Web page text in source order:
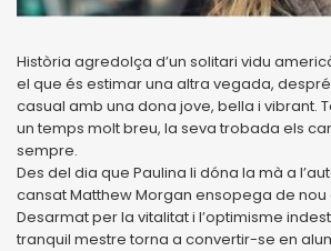
Història agredolça d’un solitari vidu
el que és estimar una altra vegada,
casual amb una dona jove, bella i vibrant.
un temps molt breu, la seva trobada els
sempre.
Des del dia que Paulina li dóna la mà a
cansat Matthew Morgan ensopega de nou
Desarmat per la vitalitat i l’optimisme
tranquil mestre torna a convertir-se en